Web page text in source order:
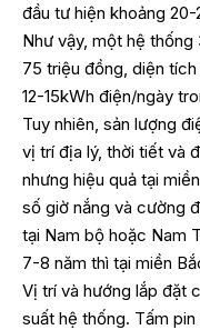
đầu tư hiện khoảng
Như vậy, một hệ
75 triệu đồng, diện tích
12-15kWh điện/ngày
Tuy nhiên, sản lượng
vị trí địa lý, thời tiết và
nhưng hiệu quả tại
số giờ nắng và cường
tại Nam bộ hoặc Nam
7-8 năm thì tại miền
Vị trí và hướng lắp đặt
suất hệ thống. Tấm